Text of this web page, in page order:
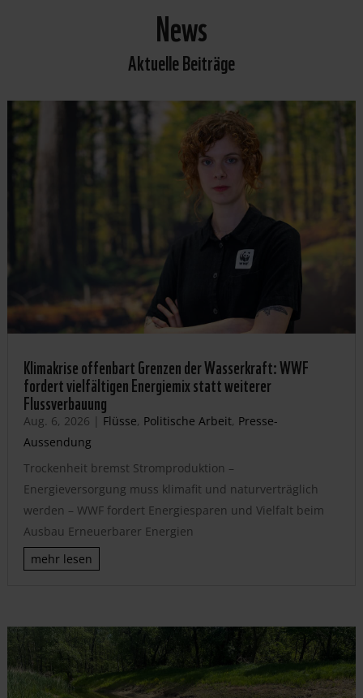
News
Aktuelle Beiträge
Klimakrise offenbart Grenzen der Wasserkraft: WWF
fordert vielfältigen Energiemix statt weiterer
Flussverbauung
Aug. 6, 2026 | Flüsse, Politische Arbeit, Presse-
Aussendung
Trockenheit bremst Stromproduktion –
Energieversorgung muss klimafit und naturverträglich
werden – WWF fordert Energiesparen und Vielfalt beim
Ausbau Erneuerbarer Energien
mehr lesen